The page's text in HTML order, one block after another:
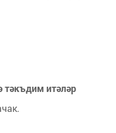
тәкъдим итәләр